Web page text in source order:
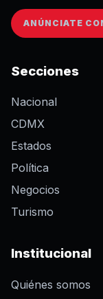
ANÚNCIATE
Secciones
Nacional
CDMX
Estados
Política
Negocios
Turismo
Institucional
Quiénes somos